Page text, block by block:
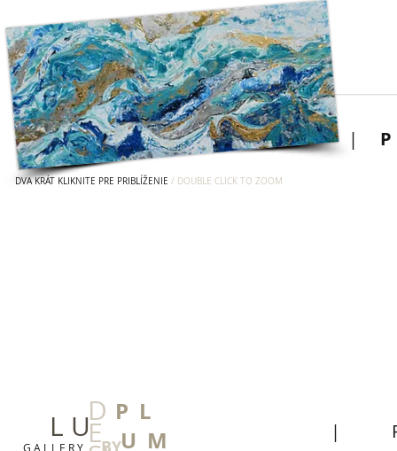
|
DVA KRÁT KLIKNITE PRE PRIBLÍŽENIE / DOUBLE CLICK TO ZOOM
P L
U M
G A L L E R Y
D
E
L U
|